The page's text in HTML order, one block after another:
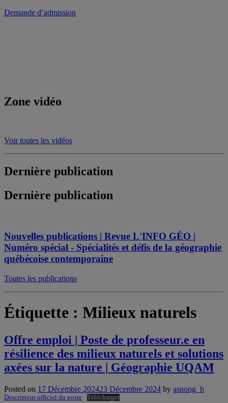
Demande d’admission
Zone vidéo
Voir toutes les vidéos
Dernière publication
Dernière publication
Nouvelles publications | Revue L'INFO GÉO |
Numéro spécial - Spécialités et défis de la géographie
québécoise contemporaine
Toutes les publications
Étiquette : Milieux naturels
Offre emploi | Poste de professeur.e en
résilience des milieux naturels et solutions
axées sur la nature | Géographie UQAM
Posted on 17 Décembre 202423 Décembre 2024 by asnong_h
Descripteur officiel du poste Télécharger